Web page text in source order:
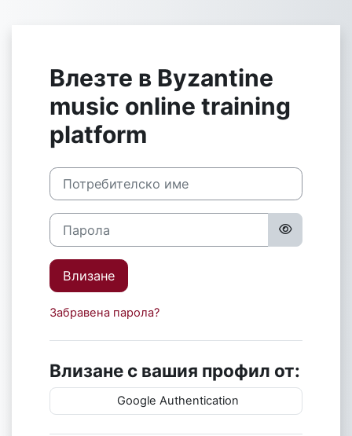
Влезте в Byzantine
music online training
platform
Потребителско име
Парола
Влизане
Забравена парола?
Влизане с вашия профил от:
Google Authentication